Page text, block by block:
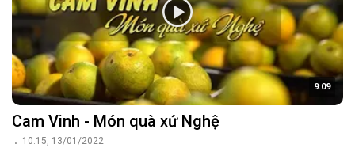
9:09
Cam Vinh - Món quà xứ Nghệ
10:15, 13/01/2022